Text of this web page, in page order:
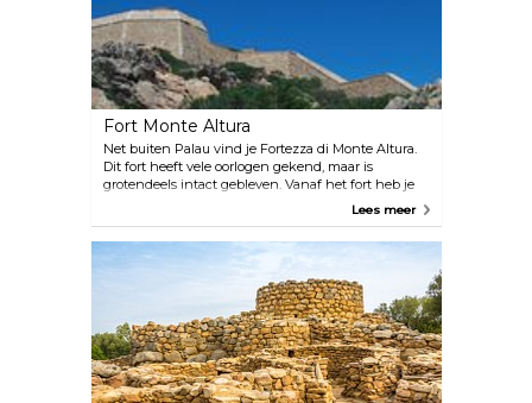
Fort Monte Altura
Net buiten Palau vind je Fortezza di Monte Altura.
Dit fort heeft vele oorlogen gekend, maar is
grotendeels intact gebleven. Vanaf het fort heb je
een prachtig uitzicht over Palau, Corsica en La
rondleiding te volgen.
Lees meer